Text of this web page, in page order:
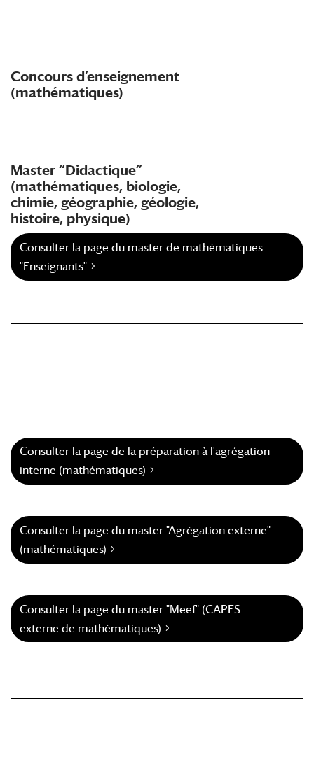
Concours d’enseignement
(mathématiques)
Master “Didactique”
(mathématiques, biologie,
chimie, géographie, géologie,
histoire, physique)
Consulter la page du master de mathématiques
"Enseignants"
Consulter la page de la préparation à l'agrégation
interne (mathématiques)
Consulter la page du master "Agrégation externe"
(mathématiques)
Consulter la page du master "Meef" (CAPES
externe de mathématiques)